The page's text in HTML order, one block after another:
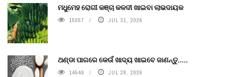
ମଧୁମେହ ରୋଗୀ କଞ୍ଚା କଳଦୀ ଖାଇବା ଲାଭଦାୟକ
15057 JUL 31, 2026
ଥଣ୍ଡା ପାଗରେ କେଉଁ ଖାଦ୍ୟ ଖାଇବେ ଜାଣନ୍ତୁ.....
14549 JUL 28, 2026